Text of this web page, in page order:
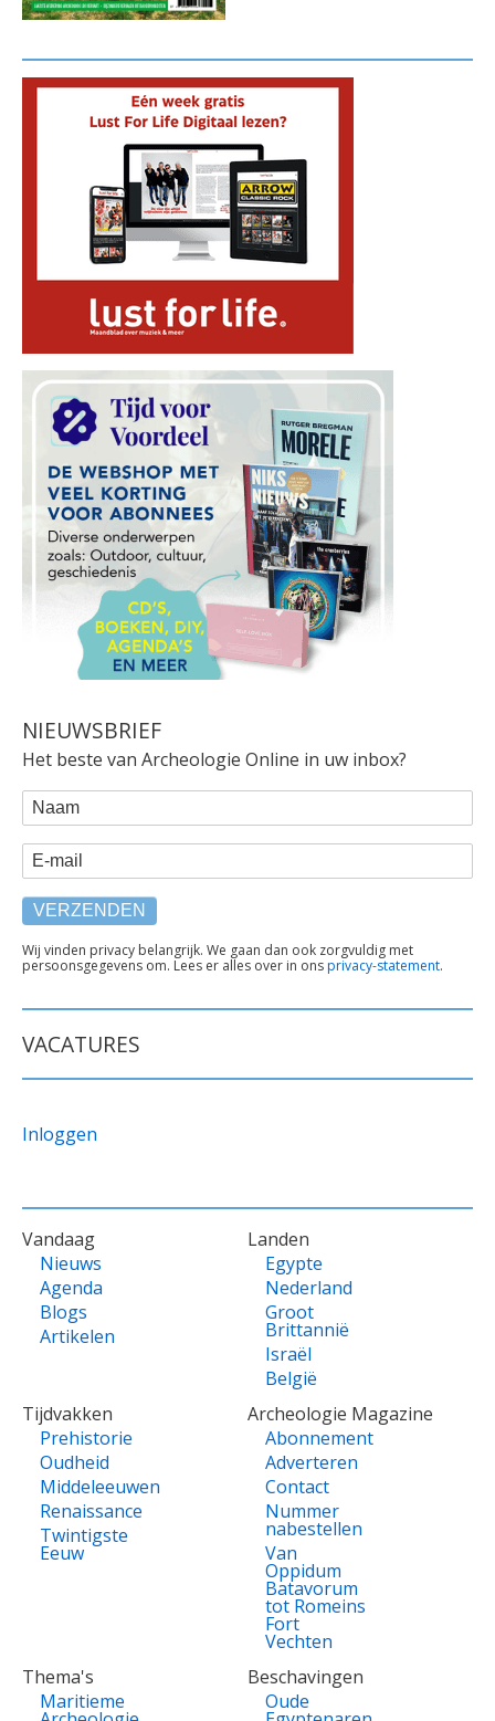
NIEUWSBRIEF
Het beste van Archeologie Online in uw inbox?
WEBFORM
Naam
E-mail
TEKST
ONDER
Wij vinden privacy belangrijk. We gaan dan ook zorgvuldig met
persoonsgegevens om. Lees er alles over in onsprivacy-statement.
VACATURES
Inloggen
VOET
Vandaag
Nieuws
Agenda
Blogs
Artikelen
Landen
Egypte
Nederland
Groot
Brittannië
Israël
België
Tijdvakken
Prehistorie
Oudheid
Middeleeuwen
Renaissance
Twintigste
Eeuw
Archeologie Magazine
Abonnement
Adverteren
Contact
Nummer
nabestellen
Van
Oppidum
Batavorum
tot Romeins
Fort
Vechten
Thema's
Maritieme
Beschavingen
Oude